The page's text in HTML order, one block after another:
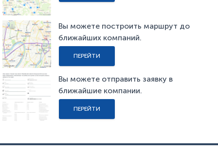
Вы можете построить маршрут до
ближайших компаний.
ПЕРЕЙТИ
Вы можете отправить заявку в
ближайшие компании.
ПЕРЕЙТИ